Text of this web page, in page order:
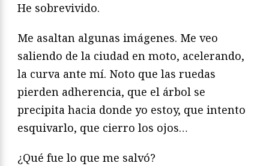
He sobrevivido.
Me asaltan algunas imágenes. Me veo
saliendo de la ciudad en moto, acelerando,
la curva ante mí. Noto que las ruedas
pierden adherencia, que el árbol se
precipita hacia donde yo estoy, que intento
esquivarlo, que cierro los ojos…
¿Qué fue lo que me salvó?